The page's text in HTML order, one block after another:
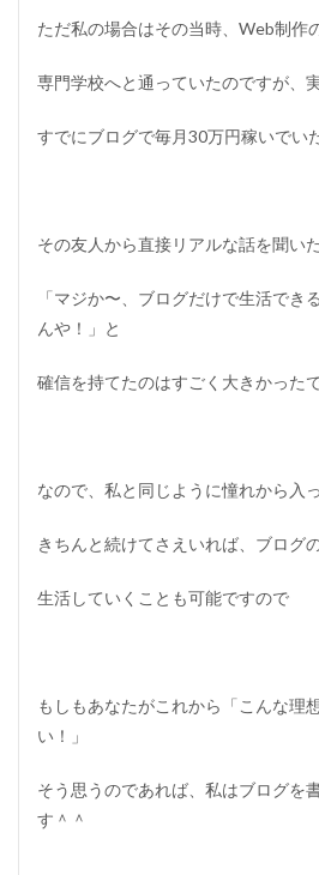
ただ私の場合はその当時、Web制作
専門学校へと通っていたのですが、
すでにブログで毎月30万円稼いでい
その友人から直接リアルな話を聞い
「マジか〜、ブログだけで生活でき
んや！」と
確信を持てたのはすごく大きかったで
なので、私と同じように憧れから入
きちんと続けてさえいれば、ブログ
生活していくことも可能ですので
もしもあなたがこれから「こんな理
い！」
そう思うのであれば、私はブログを
す＾＾